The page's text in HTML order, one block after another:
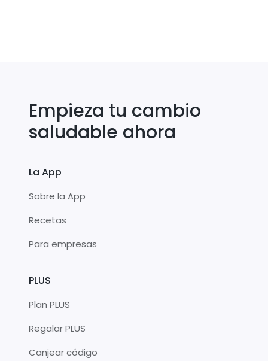
Empieza tu cambio
saludable ahora
La App
Sobre la App
Recetas
Para empresas
PLUS
Plan PLUS
Regalar PLUS
Canjear código